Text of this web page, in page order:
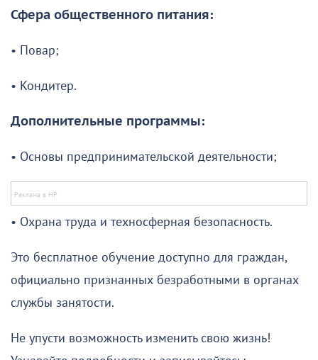
Сфера общественного питания:
• Повар;
• Кондитер.
Дополнительные программы:
• Основы предпринимательской деятельности;
• Охрана труда и техносферная безопасность.
Это бесплатное обучение доступно для граждан,
официально признанных безработными в органах
службы занятости.
Не упусти возможность изменить свою жизнь!